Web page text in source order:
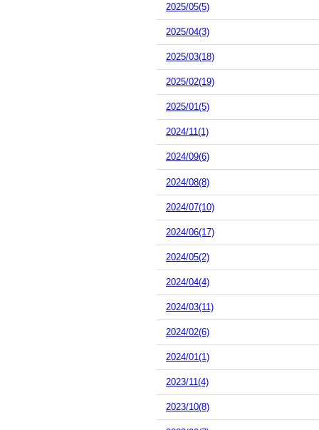
2025/05(5)
2025/04(3)
2025/03(18)
2025/02(19)
2025/01(5)
2024/11(1)
2024/09(6)
2024/08(8)
2024/07(10)
2024/06(17)
2024/05(2)
2024/04(4)
2024/03(11)
2024/02(6)
2024/01(1)
2023/11(4)
2023/10(8)